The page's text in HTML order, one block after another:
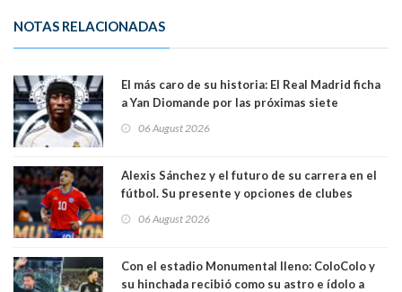
NOTAS RELACIONADAS
El más caro de su historia: El Real Madrid ficha
a Yan Diomande por las próximas siete
06 August 2026
Alexis Sánchez y el futuro de su carrera en el
fútbol. Su presente y opciones de clubes
06 August 2026
Con el estadio Monumental lleno: ColoColo y
su hinchada recibió como su astro e ídolo a